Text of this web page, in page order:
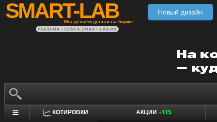
SMART-LAB
Мы делаем деньги на бирже
Новый дизайн
РЕКЛАМА • CONFA.SMART-LAB.RU
КОТИРОВКИ АКЦИИ +115